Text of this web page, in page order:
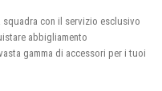
squadra con il servizio esclusivo
abbigliamento
gamma di accessori per i tuoi